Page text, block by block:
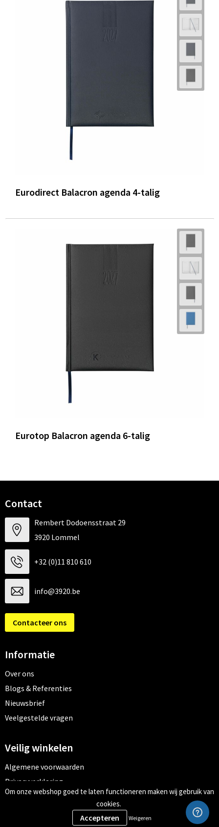
Eurodirect Balacron agenda 4-talig
Eurotop Balacron agenda 6-talig
Contact
Rembert Dodoensstraat 29
3920 Lommel
+32 (0)11 810 610
info@3920.be
Contacteer ons
Informatie
Over ons
Blogs & Referenties
Nieuwsbrief
Veelgestelde vragen
Veilig winkelen
Algemene voorwaarden
Privacyverklaring
Cookiebeleid
Om onze webshop goed te laten functioneren maken wij gebruik van
cookies.
Weigeren